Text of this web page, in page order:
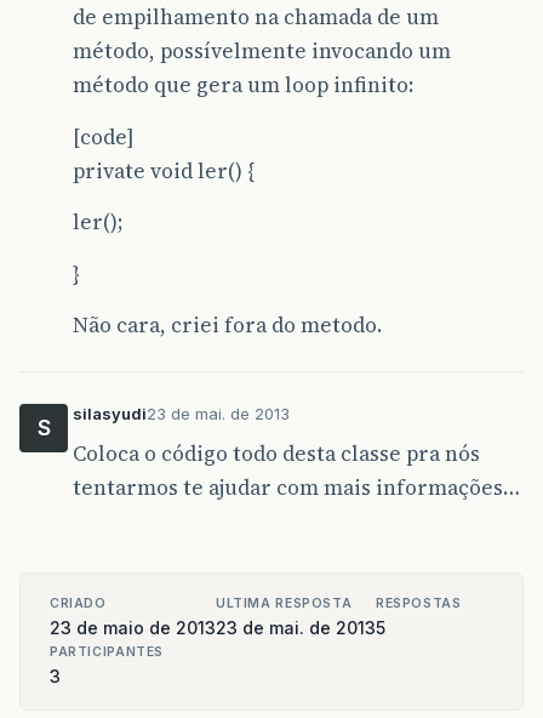
de empilhamento na chamada de um
método, possívelmente invocando um
método que gera um loop infinito:
[code]
private void ler() {
ler();
}
Não cara, criei fora do metodo.
S
silasyudi23 de mai. de 2013
Coloca o código todo desta classe pra nós
tentarmos te ajudar com mais informações…
CRIADO
23 de maio de 2013
ULTIMA RESPOSTA
23 de mai. de 2013
RESPOSTAS
5
PARTICIPANTES
3